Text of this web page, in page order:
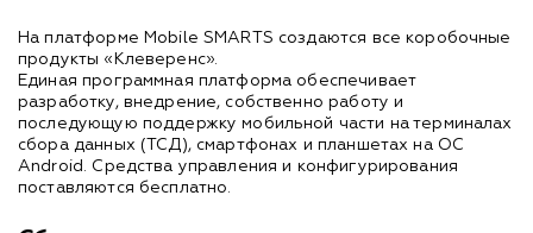
На платформе Mobile SMARTS создаются все коробочные
продукты «Клеверенс».
Единая программная платформа обеспечивает
разработку, внедрение, собственно работу и
последующую поддержку мобильной части на терминалах
сбора данных (ТСД), смартфонах и планшетах на ОС
Android. Средства управления и конфигурирования
поставляются бесплатно.